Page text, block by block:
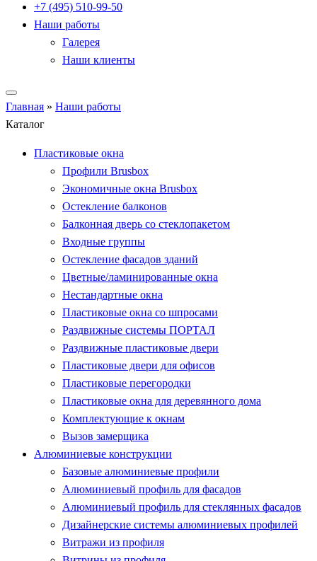
+7 (495) 510-99-50
Наши работы
Галерея
Наши клиенты
Главная » Наши работы
Каталог
Пластиковые окна
Профили Brusbox
Экономичные окна Brusbox
Остекление балконов
Балконная дверь со стеклопакетом
Входные группы
Остекление фасадов зданий
Цветные/ламинированные окна
Нестандартные окна
Пластиковые окна со шпросами
Раздвижные системы ПОРТАЛ
Раздвижные пластиковые двери
Пластиковые двери для офисов
Пластиковые перегородки
Пластиковые окна для деревянного дома
Комплектующие к окнам
Вызов замерщика
Алюминиевые конструкции
Базовые алюминиевые профили
Алюминиевый профиль для фасадов
Алюминиевый профиль для стеклянных фасадов
Дизайнерские системы алюминиевых профилей
Витражи из профиля